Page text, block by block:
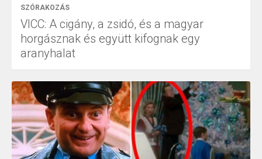
SZÓRAKOZÁS
VICC: A cigány, a zsidó, és a magyar
horgásznak és együtt kifognak egy
aranyhalat